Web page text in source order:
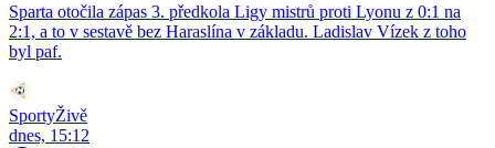
Sparta otočila zápas 3. předkola Ligy mistrů proti Lyonu z 0:1 na
2:1, a to v sestavě bez Haraslína v základu. Ladislav Vízek z toho
byl paf.
SportyŽivě
dnes, 15:12